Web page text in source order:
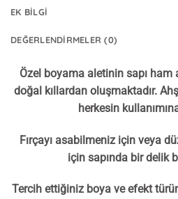
EK BILGI
DEĞERLENDIRMELER (0)
Özel boyama aletinin sapı ham
doğal kıllardan oluşmaktadır.
herkesin
Fırçayı asabilmeniz için veya
için sapında bir delik
Tercih ettiğiniz boya ve efekt